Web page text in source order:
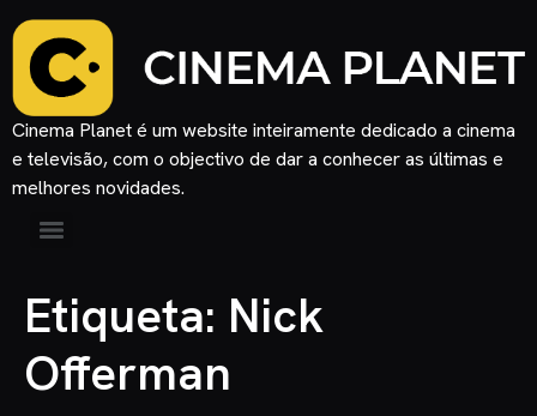
Cinema Planet é um website inteiramente dedicado a cinema
e televisão, com o objectivo de dar a conhecer as últimas e
melhores novidades.
Etiqueta: Nick
Offerman